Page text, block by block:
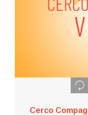
Cerco